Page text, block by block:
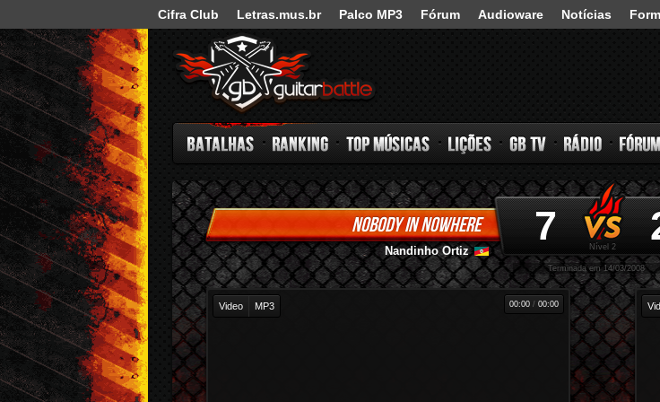
Cifra Club Letras.mus.br Palco MP3 Fórum Audioware Notícias
Guitar Battle
Batalhas Top Músicas Lições Rádio Fórum
NOBODY IN NOWHERE 7
-
Nandinho Ortiz Nível 2
Terminada em 14/03/2008
Video MP3 00:00 / 00:00